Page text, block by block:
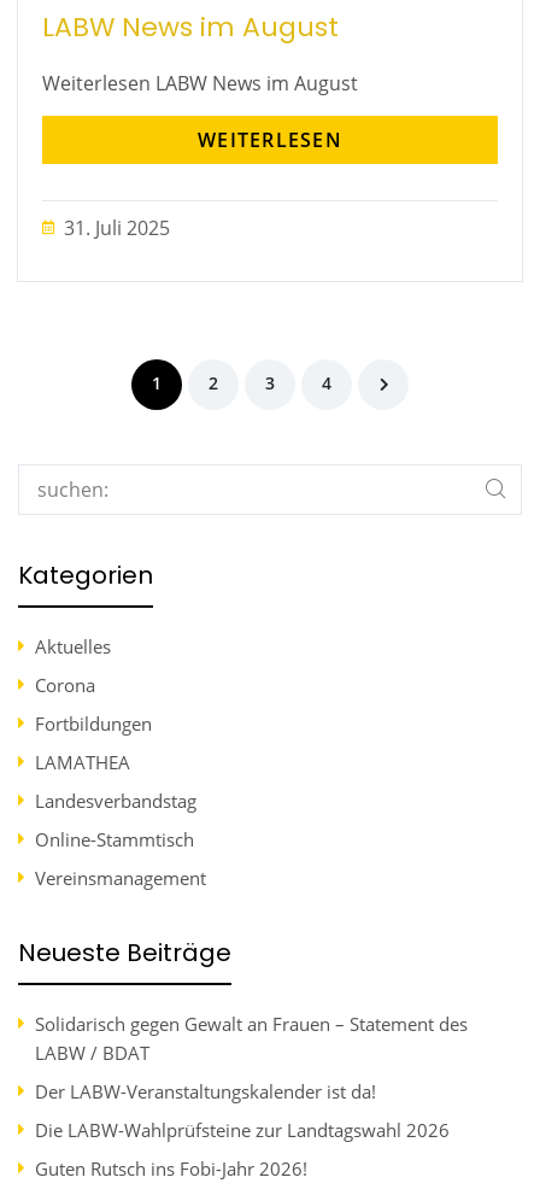
LABW News im August
Weiterlesen LABW News im August
WEITERLESEN
31. Juli 2025
1 2 3 4
Search
Kategorien
Aktuelles
Corona
Fortbildungen
LAMATHEA
Landesverbandstag
Online-Stammtisch
Vereinsmanagement
Neueste Beiträge
Solidarisch gegen Gewalt an Frauen – Statement des
LABW / BDAT
Der LABW-Veranstaltungskalender ist da!
Die LABW-Wahlprüfsteine zur Landtagswahl 2026
Guten Rutsch ins Fobi-Jahr 2026!